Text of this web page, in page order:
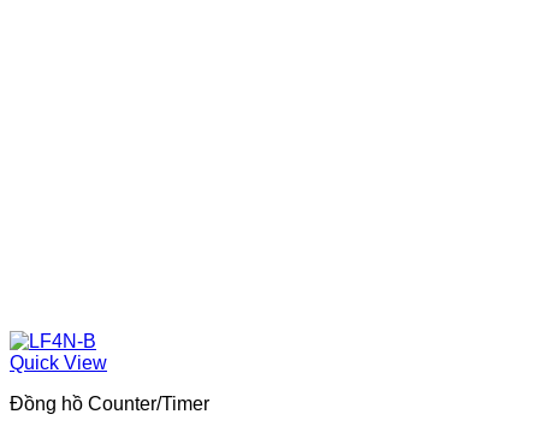
Quick View
Đồng hồ Counter/Timer